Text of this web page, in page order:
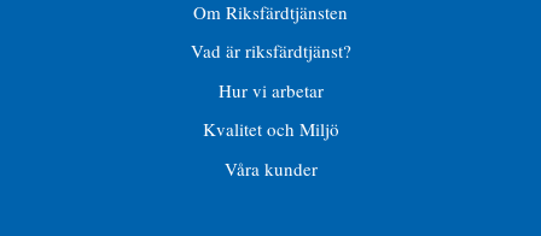
Om Riksfärdtjänsten
Vad är riksfärdtjänst?
Hur vi arbetar
Kvalitet och Miljö
Våra kunder